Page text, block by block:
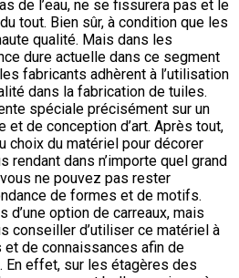
de l’eau, ne se fissurera pas et le
tout. Bien sûr, à condition que les
qualité. Mais dans les
dure actuelle dans ce segment
fabricants adhèrent à l’utilisation
dans la fabrication de tuiles.
spéciale précisément sur un
et de conception d’art. Après tout,
choix du matériel pour décorer
rendant dans n’importe quel grand
ne pouvez pas rester
de formes et de motifs.
d’une option de carreaux, mais
conseiller d’utiliser ce matériel à
et de connaissances afin de
En effet, sur les étagères des